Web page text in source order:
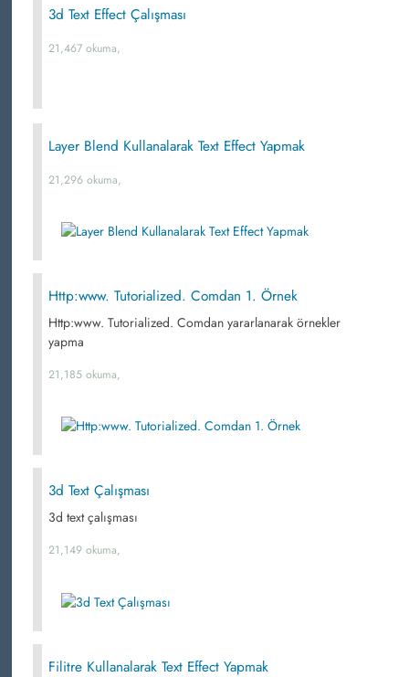
3d Text Effect Çalışması
21,467 okuma,
Layer Blend Kullanalarak Text Effect Yapmak
21,296 okuma,
Http:www. Tutorialized. Comdan 1. Örnek
Http:www. Tutorialized. Comdan yararlanarak örnekler
yapma
21,185 okuma,
3d Text Çalışması
3d text çalışması
21,149 okuma,
Filitre Kullanalarak Text Effect Yapmak